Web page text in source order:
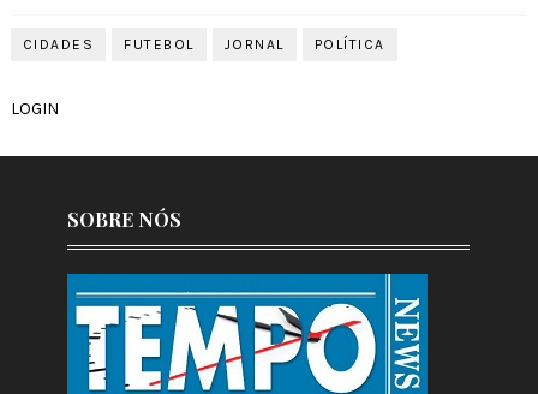
CIDADES FUTEBOL JORNAL POLÍTICA
LOGIN
SOBRE NÓS